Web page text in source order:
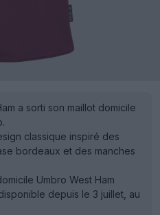
a sorti son maillot domicile
classique inspiré des
bordeaux et des manches
Umbro West Ham
depuis le 3 juillet, au